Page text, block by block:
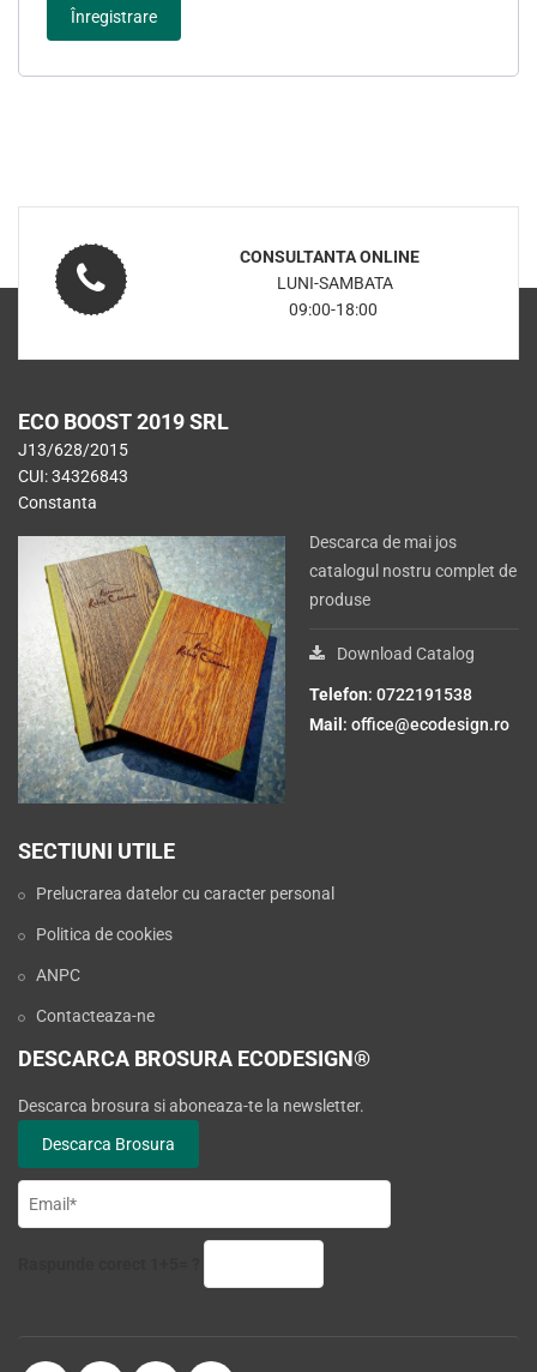
Înregistrare
CONSULTANTA ONLINE
LUNI-SAMBATA
09:00-18:00
ECO BOOST 2019 SRL
J13/628/2015
CUI: 34326843
Constanta
Descarca de mai jos
catalogul nostru complet de
produse
Download Catalog
Telefon: 0722191538
Mail : office@ecodesign.ro
SECTIUNI UTILE
Prelucrarea datelor cu caracter personal
Politica de cookies
ANPC
Contacteaza-ne
DESCARCA BROSURA ECODESIGN®
Descarca brosura si aboneaza-te la newsletter.